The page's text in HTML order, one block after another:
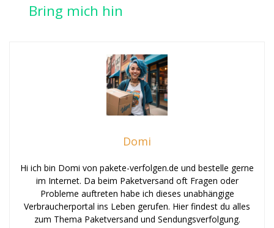
Bring mich hin
Domi
Hi ich bin Domi von pakete-verfolgen.de und bestelle gerne
im Internet. Da beim Paketversand oft Fragen oder
Probleme auftreten habe ich dieses unabhängige
Verbraucherportal ins Leben gerufen. Hier findest du alles
zum Thema Paketversand und Sendungsverfolgung.